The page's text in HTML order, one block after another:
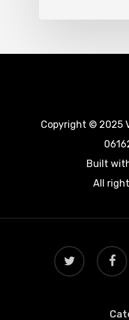
Copyright © 2025
Built
All
twitter facebook